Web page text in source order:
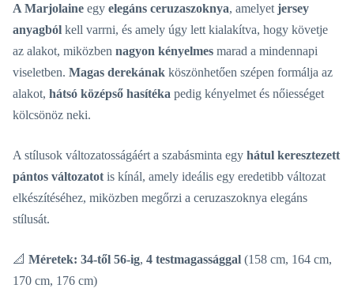
A Marjolaine egy elegáns ceruzaszoknya, amelyet jersey
anyagból kell varrni, és amely úgy lett kialakítva, hogy követje
az alakot, miközben nagyon kényelmes marad a mindennapi
viseletben. Magas derekának köszönhetően szépen formálja az
alakot, hátsó középső hasítéka pedig kényelmet és nőiességet
kölcsönöz neki.
A stílusok változatosságáért a szabásminta egy hátul keresztezett
pántos változatot is kínál, amely ideális egy eredetibb változat
elkészítéséhez, miközben megőrzi a ceruzaszoknya elegáns
stílusát.
📐 Méretek: 34-től 56-ig, 4 testmagassággal (158 cm, 164 cm,
170 cm, 176 cm)